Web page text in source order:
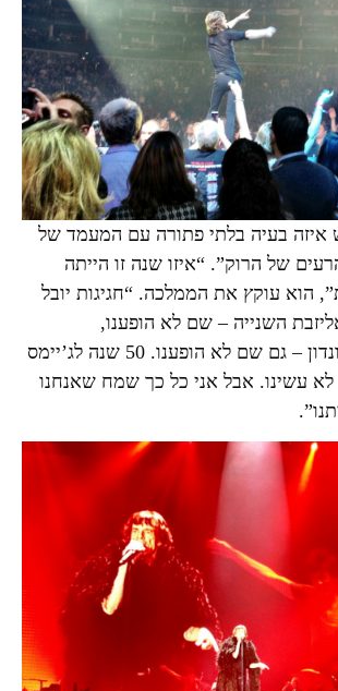
איזה בעיה בלתי פתורה עם המעמד של
של הרוק”. “איזו שנה זו הייתה
הוא עוקץ את הממלכה. “חגיגות יובל
השנייה – שם לא הופענו,
האולימפיאדה בלונדון – גם שם לא הופענו. 50 שנה לג’יימס
לא עשינו. אבל אני כל כך שמח שאנחנו